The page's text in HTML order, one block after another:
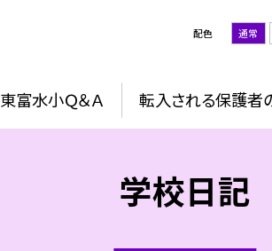
配色 通常
東富水小Ｑ＆Ａ 転入される保護者
学校日記